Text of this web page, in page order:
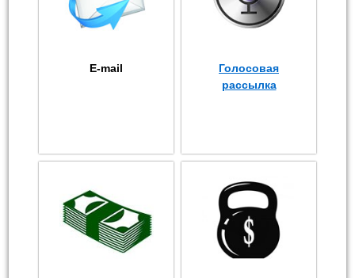
E-mail
Голосовая
рассылка